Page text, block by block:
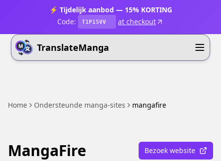
⚡ Tijdelijk aanbod — 15% KORTING
Code:
T1P15VV at checkout
TranslateManga
Home Ondersteunde manga-sites mangafire
MangaFire Bezoek website